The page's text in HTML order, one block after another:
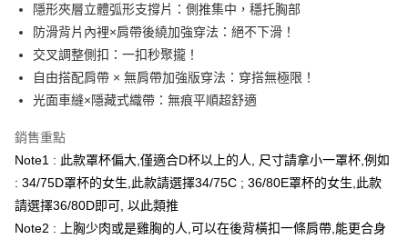
國泰世華商業銀行
兆豐國際商業銀行
臺灣中小企業銀行
台中商業銀行
匯豐（台灣）商業銀行
聯邦商業銀行
元大商業銀行
永豐商業銀行
玉山商業銀行
星展（台灣）商業銀行
台灣樂天信用卡公司
Apple Pay
街口支付
運送方式
全家取貨付款
每筆NT$80，滿NT$1,500(含以上)免運費
付款後全家取貨
隱形夾層立體弧形支撐片：側推集中，穩托胸部
防滑背片內裡×肩帶後繞加強穿法：絕不下滑！
交叉調整側扣：一扣秒聚攏！
自由搭配肩帶 × 無肩帶加強版穿法：穿搭無極限！
光面車縫×隱藏式織帶：無痕平順超舒適
銷售重點
Note1 : 此款罩杯偏大,僅適合D杯以上的人, 尺寸請拿小一罩杯,例如
: 34/75D罩杯的女生,此款請選擇34/75C ; 36/80E罩杯的女生,此款
請選擇36/80D即可, 以此類推
Note2 : 上胸少肉或是雞胸的人,可以在後背橫扣一條肩帶,能更合身